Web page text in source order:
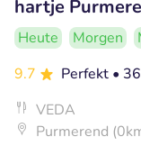
hartje
Heute Morgen
9.7
Perfekt •
VEDA
Purmerend